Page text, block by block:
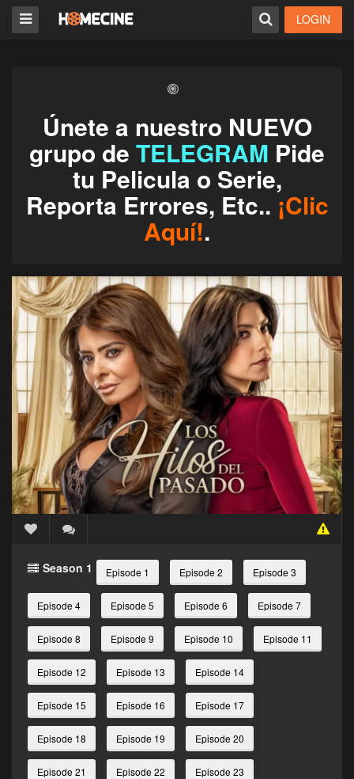
LOGIN
Únete a nuestro NUEVO
grupo de TELEGRAM Pide
tu Pelicula o Serie,
Reporta Errores, Etc.. ¡Clic
Aquí!.
Season 1 Episode 1 Episode 2 Episode 3
Episode 4 Episode 5 Episode 6 Episode 7
Episode 8 Episode 9 Episode 10 Episode 11
Episode 12 Episode 13 Episode 14
Episode 15 Episode 16 Episode 17
Episode 18 Episode 19 Episode 20
Episode 21 Episode 22 Episode 23